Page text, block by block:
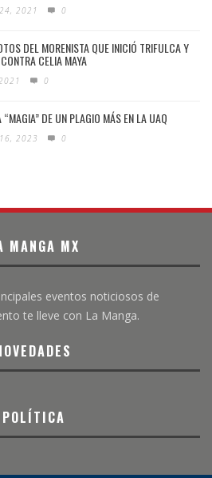
2021 0
DEL MORENISTA QUE INICIÓ TRIFULCA Y
CELIA MAYA
0
“MAGIA” DE UN PLAGIO MÁS EN LA UAQ
2023 0
MANGA MX
eventos noticiosos de
te lleve con La Manga.
POLÍTICA